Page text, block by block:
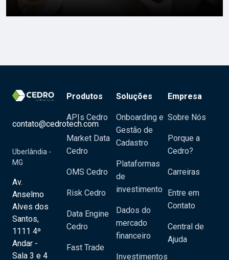
contato@cedrotech.com
Uberlândia -
MG
Av.
Anselmo
Alves dos
Santos,
1111 4º
Andar -
Sala 3 e 4
Produtos
APIs Cedro
Market Data
Cedro
OMS Cedro
Risk Cedro
Data Engine
Cedro
Fast Trade
Soluções
Onboarding e
Gestão de
Cadastro
Plataformas
de
investimento
Dados do
mercado
financeiro
Investimentos
Empresa
Sobre Nós
Porque a
Cedro?
Carreiras
Entre em
Contato
Central de
Ajuda